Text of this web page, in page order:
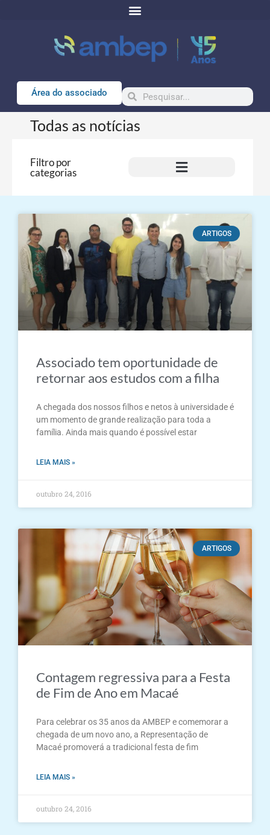
Área do associado
Todas as notícias
Filtro por
categorias
ARTIGOS
Associado tem oportunidade de
retornar aos estudos com a filha
A chegada dos nossos filhos e netos à universidade é
um momento de grande realização para toda a
família. Ainda mais quando é possível estar
LEIA MAIS »
outubro 24, 2016
ARTIGOS
Contagem regressiva para a Festa
de Fim de Ano em Macaé
Para celebrar os 35 anos da AMBEP e comemorar a
chegada de um novo ano, a Representação de
Macaé promoverá a tradicional festa de fim
LEIA MAIS »
outubro 24, 2016